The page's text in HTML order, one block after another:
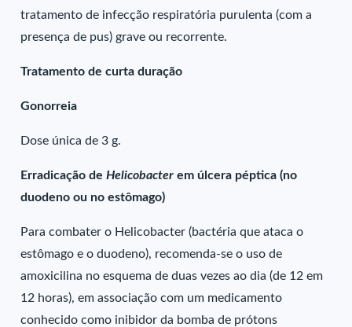
tratamento de infecção respiratória purulenta (com a
presença de pus) grave ou recorrente.
Tratamento de curta duração
Gonorreia
Dose única de 3 g.
Erradicação deHelicobacterem úlcera péptica (no
duodeno ou no estômago)
Para combater o Helicobacter (bactéria que ataca o
estômago e o duodeno), recomenda-se o uso de
amoxicilina no esquema de duas vezes ao dia (de 12 em
12 horas), em associação com um medicamento
conhecido como inibidor da bomba de prótons